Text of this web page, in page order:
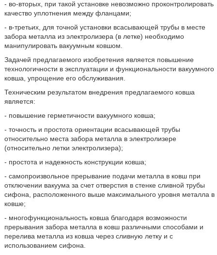
- во-вторых, при такой установке невозможно проконтролировать
качество уплотнения между фланцами;
- в-третьих, для точной установки всасывающей трубы в месте
забора металла из электролизера (в летке) необходимо
манипулировать вакуумным ковшом.
Задачей предлагаемого изобретения является повышение
технологичности в эксплуатации и функциональности вакуумного
ковша, упрощение его обслуживания.
Техническим результатом внедрения предлагаемого ковша
является:
- повышение герметичности вакуумного ковша;
- точность и простота ориентации всасывающей трубы
относительно места забора металла в электролизере
(относительно летки электролизера);
- простота и надежность конструкции ковша;
- самопроизвольное прерывание подачи металла в ковш при
отключении вакуума за счет отверстия в стенке сливной трубы
сифона, расположенного выше максимального уровня металла в
ковше;
- многофункциональность ковша благодаря возможности
прерывания забора металла в ковш различными способами и
перелива металла из ковша через сливную летку и с
использованием сифона.